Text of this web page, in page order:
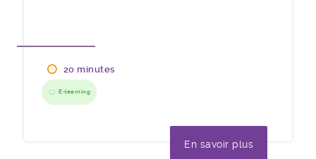
20 minutes
E-learning
En savoir plus